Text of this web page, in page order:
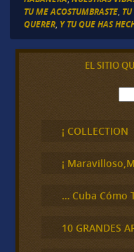
TU ME ACOSTUMBRASTE,
QUERER, Y TU QUE HAS
EL SITIO
B
u
c
a
¡ COLLECTION
¡
… Cuba Cómo
10 GRANDES